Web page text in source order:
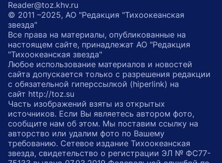
Reader@toz.khv.ru
© 2011 –2025, АО "Редакция "Тихоокеанская
звезда"
Все права на материалы, опубликованные на
настоящем сайте, принадлежат АО "Редакция
"Тихоокеанская звезда"
Любое использование материалов и новостей
сайта допускается только с разрешения редакции
с обязательной гиперссылкой (hiperlink) на
сайт http://toz.su
Часть изображений взяты из открытых
источников. Если Вы являетесь автором фото,
сообщите нам об этом. Мы поставим ссылку на
авторство или удалим фото по Вашему
требованию. Сетевое издание Тихоокеанская
звезда, свидетельство о регистрации ЭЛ № ФС77-